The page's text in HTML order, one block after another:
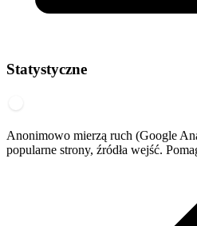
Statystyczne
Anonimowo mierzą ruch (Google
popularne strony, źródła wejść.